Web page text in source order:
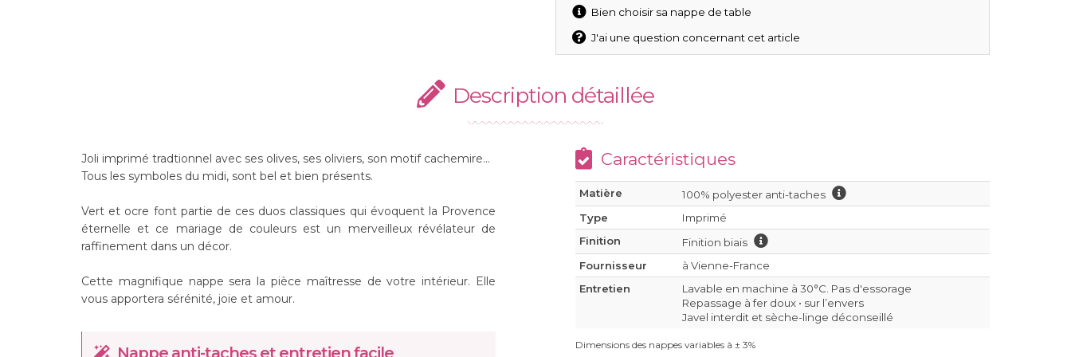
Bien choisir sa nappe de table
J'ai une question concernant cet article
Description détaillée
Joli imprimé tradtionnel avec ses olives, ses oliviers, son motif cachemire...
Tous les symboles du midi, sont bel et bien présents.
Vert et ocre font partie de ces duos classiques qui évoquent la Provence
éternelle et ce mariage de couleurs est un merveilleux révélateur de
raffinement dans un décor.
Cette magnifique nappe sera la pièce maîtresse de votre intérieur. Elle
vous apportera sérénité, joie et amour.
Nappe anti-taches et entretien facile
Caractéristiques
Matière
100% polyester anti-taches
Type
Imprimé
Finition
Finition biais
Fournisseur
à Vienne-France
Entretien
Lavable en machine à 30°C. Pas d'essorage
Repassage à fer doux • sur l’envers
Javel interdit et sèche-linge déconseillé
Dimensions des nappes variables à ± 3%